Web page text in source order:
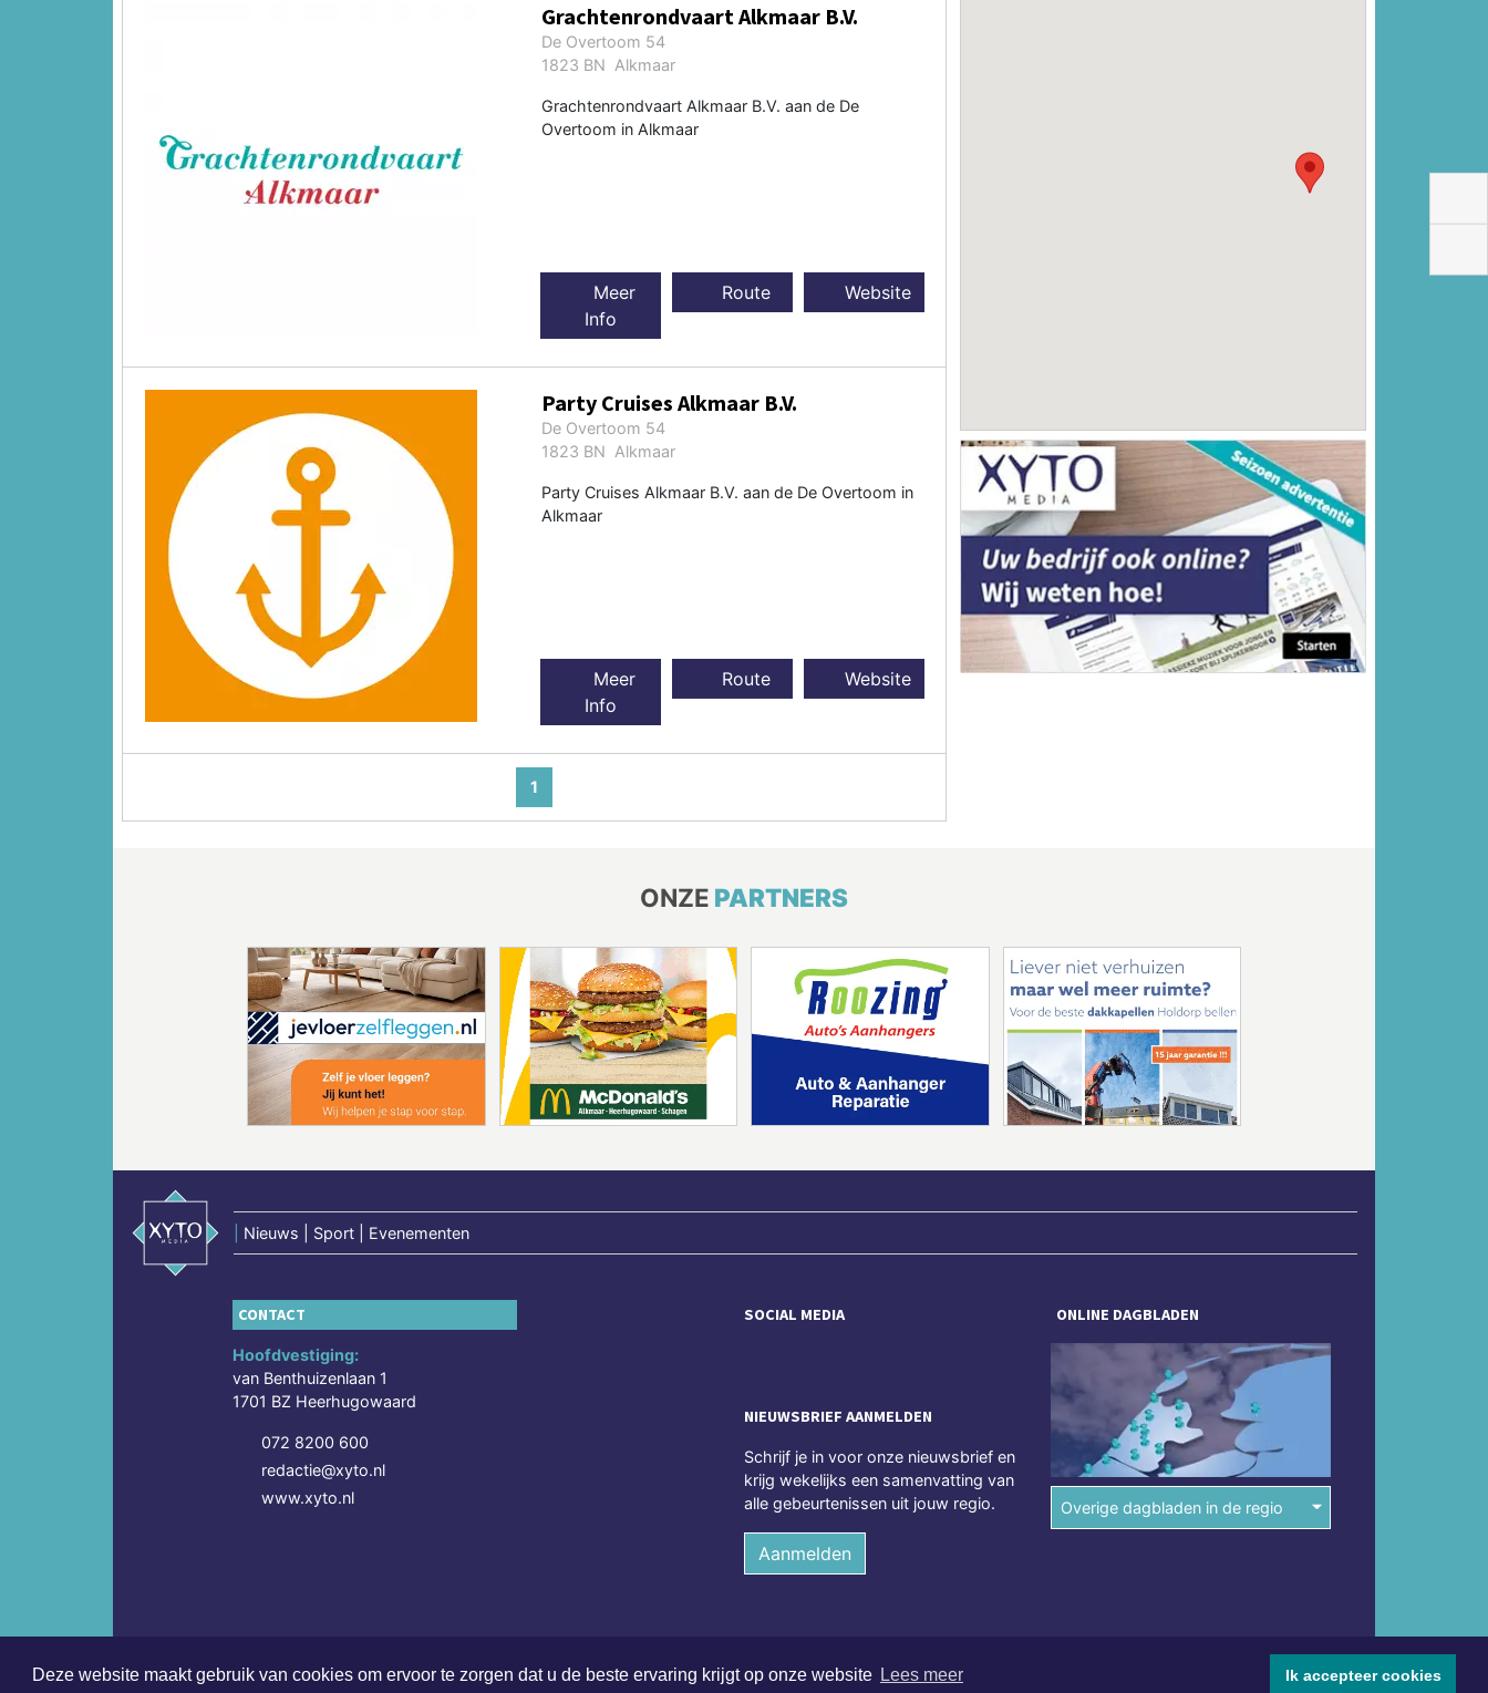
Deze website maakt gebruik van cookies om ervoor te zorgen dat u de beste ervaring krijgt op onze website Lees meer Ik accepteer cookies
Grachtenrondvaart Alkmaar B.V.
De Overtoom 54
1823 BN Alkmaar
Grachtenrondvaart Alkmaar B.V. aan de De
Overtoom in Alkmaar
Meer
Info
Route Website
Party Cruises Alkmaar B.V.
De Overtoom 54
1823 BN Alkmaar
Party Cruises Alkmaar B.V. aan de De Overtoom in
Alkmaar
Meer
Info
Route Website
1
ONZE PARTNERS
Nieuws | Sport | Evenementen
CONTACT
Hoofdvestiging:
van Benthuizenlaan 1
1701 BZ Heerhugowaard
072 8200 600
redactie@xyto.nl
www.xyto.nl
SOCIAL MEDIA
NIEUWSBRIEF AANMELDEN
Schrijf je in voor onze nieuwsbrief en
krijg wekelijks een samenvatting van
alle gebeurtenissen uit jouw regio.
Aanmelden
ONLINE DAGBLADEN
Overige dagbladen in de regio
Copyright (c) 2026 | Kennemerdagblad.nl - Alle rechten voorbehouden Algemene voorwaarden Privacy Statement